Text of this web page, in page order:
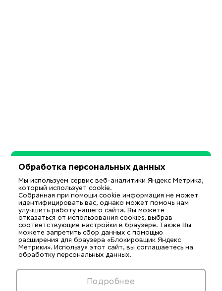
Обработка персональных данных
Мы используем сервис веб-аналитики Яндекс Метрика,
который использует cookie.
Собранная при помощи cookie информация не может
идентифицировать вас, однако может помочь нам
улучшить работу нашего сайта. Вы можете
отказаться от использования cookies, выбрав
соответствующие настройки в браузере. Также Вы
можете запретить сбор данных с помощью
расширения для браузера «Блокировщик Яндекс
Метрики». Используя этот сайт, вы соглашаетесь на
обработку персональных данных.
Подробнее